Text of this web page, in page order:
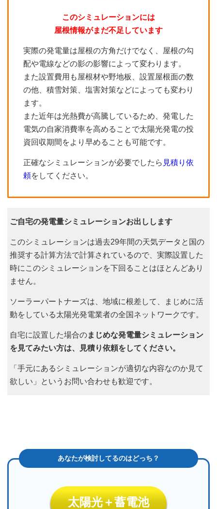
このシミュレーションには
屋根情報がまだ不足しています
実際の発電量は屋根の方角だけでなく、屋根の勾
配や電線などの影の影響によって変わります。
また設置費用も屋根材や野地板、設置屋根面の数
の他、積雪対策、塩害対策などによっても変わり
ます。
また近年は光熱費が高騰しているため、発電した
電気の自家消費率を高めることで太陽光発電の投
資回収期間をより早めることも可能です。
正確なシミュレーションが必要でしたら 見積り依
頼をしてください。
ご自宅の発電量シミュレーションお出しします
このシミュレーションは過去29年間の天気データと国の
推奨する計算方法で計算されているので、実際設置した
時にこのシミュレーションを下回ることはほとんどあり
ません。
ソーラーパートナーズは、地域に根差して、まじめに活
動をしている太陽光発電業者の全国ネットワークです。
自宅に設置した場合のまじめな発電量シミュレーション
を見てみたい方は、見積り依頼をしてください。
「手元にあるシミュレーションが適切な内容なのか見て
欲しい」というお問い合わせも歓迎です。
太陽光＋蓄電池